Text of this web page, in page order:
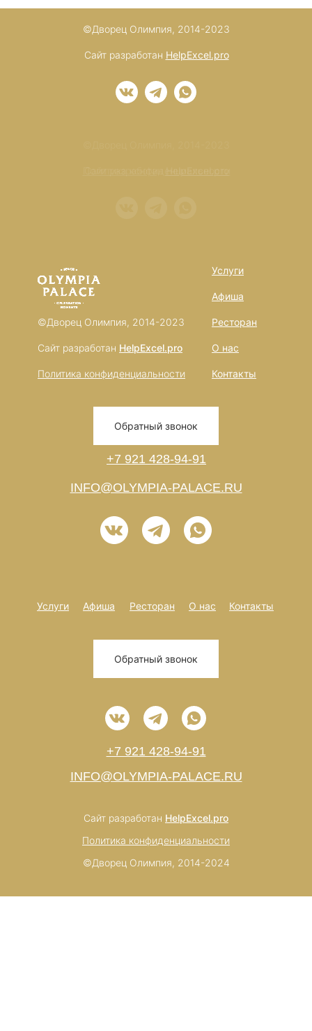
©Дворец Олимпия, 2014-2023
Сайт разработан HelpExcel.pro
Сайт разработан HelpExcel.pro
Политика конфиденциальности
+7 921 428-94-91
©Дворец Олимпия, 2014-2023
Услуги
Афиша
Ресторан
О нас
Контакты
Сайт разработан HelpExcel.pro
INFO@OLYMPIA-PALACE.RU
Обратный звонок
Политика конфиденциальности
©Дворец Олимпия, 2014-2024
Услуги Афиша Ресторан О нас Контакты
Сайт разработан HelpExcel.pro
Обратный звонок
Политика конфиденциальности
+7 921 428-94-91
INFO@OLYMPIA-PALACE.RU